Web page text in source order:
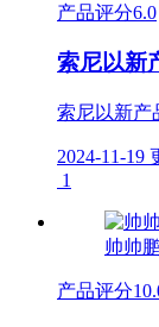
产品评分6.0
索尼以新
索尼以新产
2024-11-19
1
帅帅
产品评分